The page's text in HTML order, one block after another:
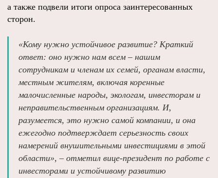
а также подвели итоги опроса заинтересованных
сторон.
«Кому нужно устойчивое развитие? Краткий
ответ: оно нужно нам всем – нашим
сотрудникам и членам их семей, органам власти,
местным жителям, включая коренные
малочисленные народы, экологам, инвесторам и
неправительственным организациям. И,
разумеется, это нужно самой компании, и она
ежегодно подтверждает серьезность своих
намерений внушительными инвестициями в этой
области», – отметил вице-президент по работе с
инвесторами и устойчивому развитию